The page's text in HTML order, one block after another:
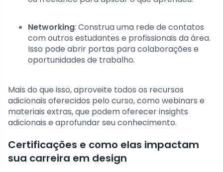
Networking: Construa uma rede de contatos
com outros estudantes e profissionais da área.
Isso pode abrir portas para colaborações e
oportunidades de trabalho.
Mais do que isso, aproveite todos os recursos
adicionais oferecidos pelo curso, como webinars e
materiais extras, que podem oferecer insights
adicionais e aprofundar seu conhecimento.
Certificações e como elas impactam
sua carreira em design